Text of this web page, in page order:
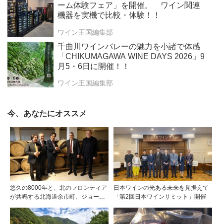
ーム体験フェア」を開催。 ワイン関連
機器を実機で比較・体験！！
ワイン王国編集部
千曲川ワインバレーの魅力を小諸で体感
「CHIKUMAGAWA WINE DAYS 2026」9
月5・6日に開催！！
ワイン王国編集部
今、あなたにオススメ
悠久の8000年と、北のフロンティア
が共鳴する北海道余市町、ジョージ
結
日本ワインの光ある未来を見据えて
「第2回日本ワインサミット」開催